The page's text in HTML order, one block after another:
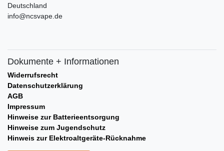
Deutschland
info@ncsvape.de
Dokumente + Informationen
Widerrufsrecht
Datenschutzerklärung
AGB
Impressum
Hinweise zur Batterieentsorgung
Hinweise zum Jugendschutz
Hinweis zur Elektroaltgeräte-Rücknahme